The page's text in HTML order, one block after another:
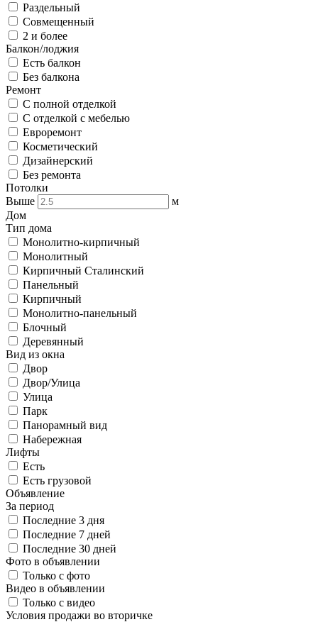
Раздельный
Совмещенный
2 и более
Балкон/лоджия
Есть балкон
Без балкона
Ремонт
С полной отделкой
С отделкой с мебелью
Евроремонт
Косметический
Дизайнерский
Без ремонта
Потолки
Выше
м
Дом
Тип дома
Монолитно-кирпичный
Монолитный
Кирпичный Сталинский
Панельный
Кирпичный
Монолитно-панельный
Блочный
Деревянный
Вид из окна
Двор
Двор/Улица
Улица
Парк
Панорамный вид
Набережная
Лифты
Есть
Есть грузовой
Объявление
За период
Последние 3 дня
Последние 7 дней
Последние 30 дней
Фото в объявлении
Только с фото
Видео в объявлении
Только с видео
Условия продажи во вторичке